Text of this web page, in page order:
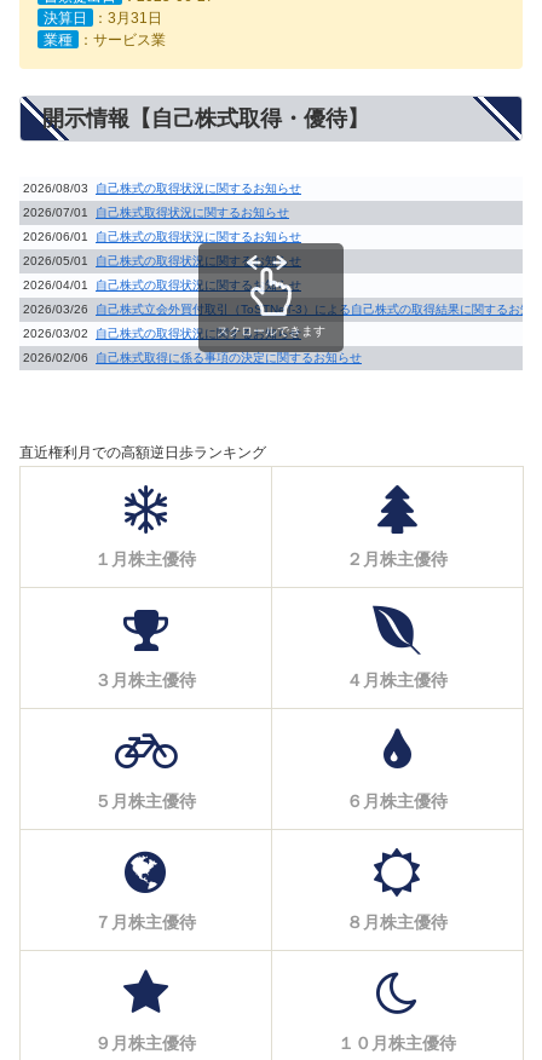
決算日
：3月31日
業種
：サービス業
開示情報【自己株式取得・優待】
2026/08/03
自己株式の取得状況に関するお知らせ
2026/07/01
自己株式取得状況に関するお知らせ
2026/06/01
自己株式の取得状況に関するお知らせ
2026/05/01
自己株式の取得状況に関するお知らせ
2026/04/01
自己株式の取得状況に関するお知らせ
2026/03/26
自己株式立会外買付取引（ToSTNeT-3）による自己株式の取得結果に関するお知
2026/03/02
自己株式の取得状況に関するお知らせ
2026/02/06
自己株式取得に係る事項の決定に関するお知らせ
スクロールできます
直近権利月での高額逆日歩ランキング
１月株主優待 ２月株主優待
３月株主優待 ４月株主優待
５月株主優待 ６月株主優待
７月株主優待 ８月株主優待
９月株主優待 １０月株主優待